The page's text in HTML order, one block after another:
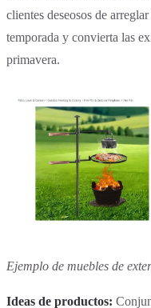
clientes deseosos de
temporada y convierta las
primavera.
Ejemplo de muebles de
Ideas de productos: